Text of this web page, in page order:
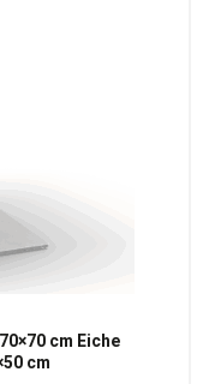
cm Eiche
cm